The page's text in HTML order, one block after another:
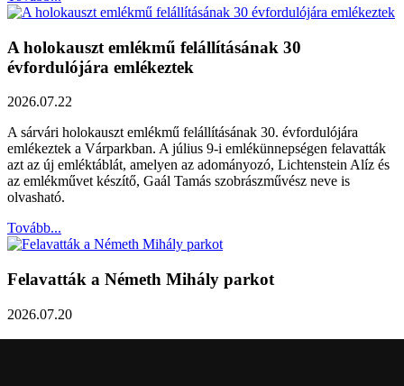
A holokauszt emlékmű felállításának 30
évfordulójára emlékeztek
2026.07.22
A sárvári holokauszt emlékmű felállításának 30. évfordulójára
emlékeztek a Várparkban. A július 9-i emlékünnepségen felavatták
azt az új emléktáblát, amelyen az adományozó, Lichtenstein Alíz és
az emlékművet készítő, Gaál Tamás szobrászművész neve is
olvasható.
Tovább...
Felavatták a Németh Mihály parkot
2026.07.20